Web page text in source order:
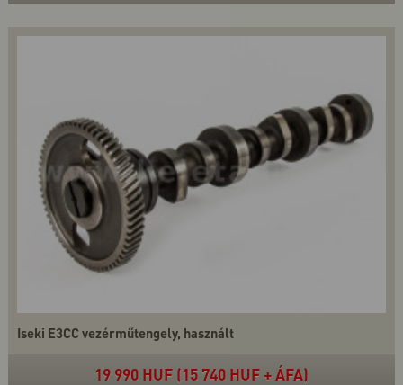
Iseki E3CC vezérműtengely, használt
19 990 HUF (15 740 HUF + ÁFA)